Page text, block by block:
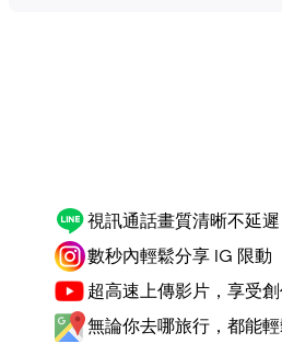
視訊通話畫質清晰不延遲
數秒內輕鬆分享 IG 限動
超高速上傳影片，享受
無論你去哪旅行，都能